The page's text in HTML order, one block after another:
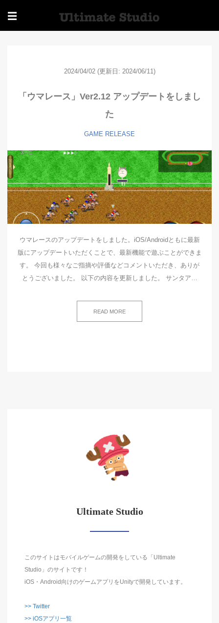
☰
2024/04/02 (更新日: 2024/06/11)
「ウマレース」Ver2.12 アップデートをしまし
た
GAME RELEASE
ウマレースのアップデートをしました。iOS/Androidともに最新
版にアップデートいただくことで、最新機能で遊ぶことができま
す。 今回も様々なご指摘や評価などコメントいただき、ありが
とうございました。 以下の内容を更新しました。 サンタア…
READ MORE
Ultimate Studio
このサイトはモバイルゲームの開発をしている「Ultimate
Studio」のサイトです！
iOS・Android向けのゲームアプリをUnityで開発しています。
>> Twitter
>> iOSアプリ一覧